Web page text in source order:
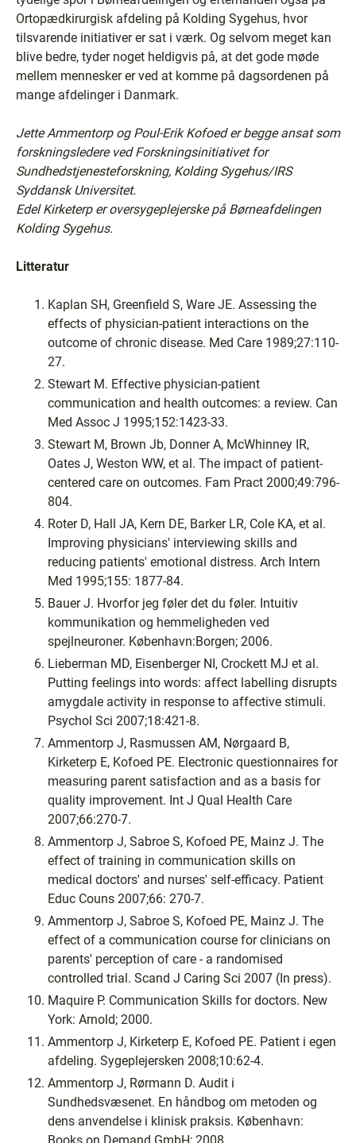
Ortopædkirurgisk afdeling på Kolding Sygehus, hvor
tilsvarende initiativer er sat i værk. Og selvom meget kan
blive bedre, tyder noget heldigvis på, at det gode møde
mellem mennesker er ved at komme på dagsordenen på
mange afdelinger i Danmark.
Jette Ammentorp og Poul-Erik Kofoed er begge ansat som
forskningsledere ved Forskningsinitiativet for
Sundhedstjenesteforskning, Kolding Sygehus/IRS
Syddansk Universitet.
Edel Kirketerp er oversygeplejerske på Børneafdelingen
Kolding Sygehus.
Litteratur
Kaplan SH, Greenfield S, Ware JE. Assessing the
effects of physician-patient interactions on the
outcome of chronic disease. Med Care 1989;27:110-
27.
Stewart M. Effective physician-patient
communication and health outcomes: a review. Can
Med Assoc J 1995;152:1423-33.
Stewart M, Brown Jb, Donner A, McWhinney IR,
Oates J, Weston WW, et al. The impact of patient-
centered care on outcomes. Fam Pract 2000;49:796-
804.
Roter D, Hall JA, Kern DE, Barker LR, Cole KA, et al.
Improving physicians' interviewing skills and
reducing patients' emotional distress. Arch Intern
Med 1995;155: 1877-84.
Bauer J. Hvorfor jeg føler det du føler. Intuitiv
kommunikation og hemmeligheden ved
spejlneuroner. København:Borgen; 2006.
Lieberman MD, Eisenberger NI, Crockett MJ et al.
Putting feelings into words: affect labelling disrupts
amygdale activity in response to affective stimuli.
Psychol Sci 2007;18:421-8.
Ammentorp J, Rasmussen AM, Nørgaard B,
Kirketerp E, Kofoed PE. Electronic questionnaires for
measuring parent satisfaction and as a basis for
quality improvement. Int J Qual Health Care
2007;66:270-7.
Ammentorp J, Sabroe S, Kofoed PE, Mainz J. The
effect of training in communication skills on
medical doctors' and nurses' self-efficacy. Patient
Educ Couns 2007;66: 270-7.
Ammentorp J, Sabroe S, Kofoed PE, Mainz J. The
effect of a communication course for clinicians on
parents' perception of care - a randomised
controlled trial. Scand J Caring Sci 2007 (In press).
Maquire P. Communication Skills for doctors. New
York: Arnold; 2000.
Ammentorp J, Kirketerp E, Kofoed PE. Patient i egen
afdeling. Sygeplejersken 2008;10:62-4.
Ammentorp J, Rørmann D. Audit i
Sundhedsvæsenet. En håndbog om metoden og
dens anvendelse i klinisk praksis. København: